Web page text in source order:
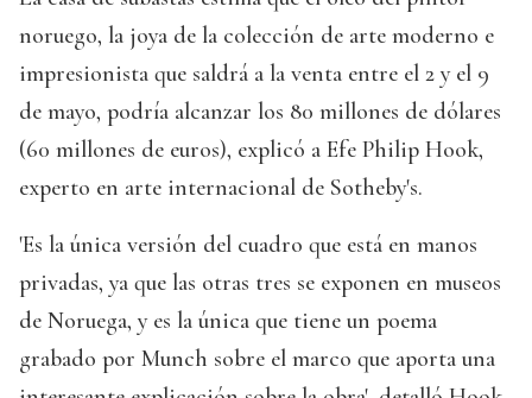
noruego, la joya de la colección de arte moderno e
impresionista que saldrá a la venta entre el 2 y el 9
de mayo, podría alcanzar los 80 millones de dólares
(60 millones de euros), explicó a Efe Philip Hook,
experto en arte internacional de Sotheby's.
'Es la única versión del cuadro que está en manos
privadas, ya que las otras tres se exponen en museos
de Noruega, y es la única que tiene un poema
grabado por Munch sobre el marco que aporta una